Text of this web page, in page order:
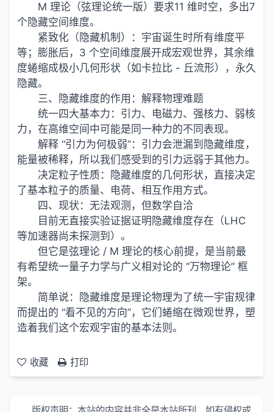
M 理论（弦理论统一版）要求11 维时空，多出7
个隐藏空间维度。
紧致化（隐藏机制）：宇宙诞生时所有维度平
等；膨胀后，3 个空间维度展开成宏观世界，其余维
度蜷缩成极小几何形状（如卡拉比 - 丘流形），永久
隐藏。
三、隐藏维度的作用：解释物理难题
统一四大基本力：引力、电磁力、强核力、弱核
力，在高维空间中可能是同一种力的不同表现。
解释 “引力为何极弱”：引力会泄漏到隐藏维度，
能量被稀释，所以我们感受到的引力远弱于其他力。
决定粒子性质：隐藏维度的几何形状，直接决定
了基本粒子的质量、电荷、相互作用方式。
四、现状：无法观测，但数学自洽
目前无直接实验证据证明隐藏维度存在（LHC
等加速器尚未探测到）。
但它是弦理论 / M 理论的核心前提，是当前最
有希望统一量子力学与广义相对论的 “万物理论” 框
架。
简单说：隐藏维度是理论物理为了统一宇宙规律
而提出的 “看不见的方向”，它们蜷缩在微观世界，塑
造着我们这个宏观宇宙的基本法则。
收藏 打印